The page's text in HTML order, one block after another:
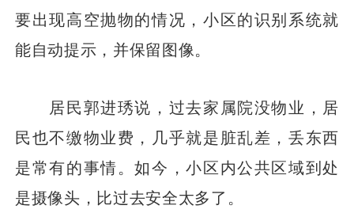
要出现高空抛物的情况，小区的识别系统就
能自动提示，并保留图像。
居民郭进琇说，过去家属院没物业，居
民也不缴物业费，几乎就是脏乱差，丢东西
是常有的事情。如今，小区内公共区域到处
是摄像头，比过去安全太多了。